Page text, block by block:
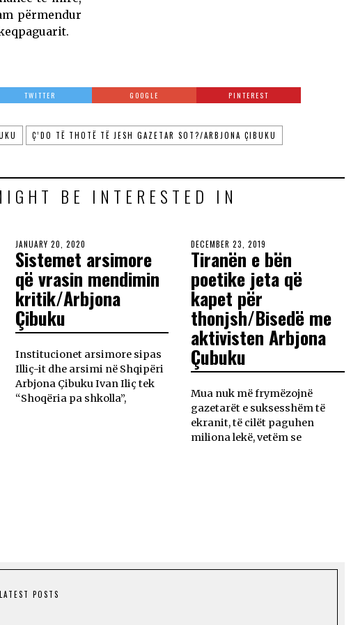
përmendur
TWITTER GOOGLE PINTEREST
Ç’DO TË THOTË TË JESH GAZETAR SOT?/ARBJONA ÇIBUKU
BE INTERESTED IN
JANUARY 20, 2020
Sistemet arsimore
që vrasin mendimin
kritik/Arbjona
Çibuku
Institucionet arsimore sipas
Illiç-it dhe arsimi në Shqipëri
Arbjona Çibuku Ivan Iliç tek
“Shoqëria pa shkolla”,
DECEMBER 23, 2019
Tiranën e bën
poetike jeta që
kapet për
thonjsh/Bisedë me
aktivisten Arbjona
Çubuku
Mua nuk më frymëzojnë
gazetarët e suksesshëm të
ekranit, të cilët paguhen
miliona lekë, vetëm se
LATEST POSTS